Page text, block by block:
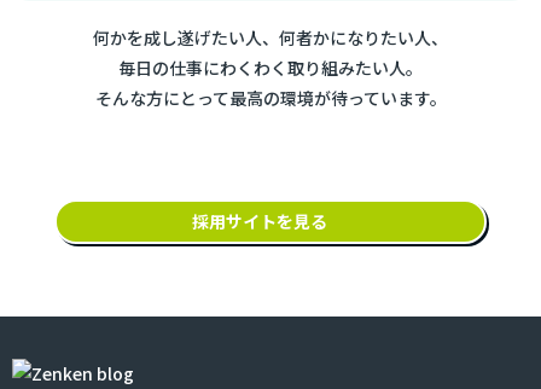
何かを成し遂げたい人、何者かになりたい人、
毎日の仕事にわくわく取り組みたい人。
そんな方にとって最高の環境が待っています。
採用サイトを見る